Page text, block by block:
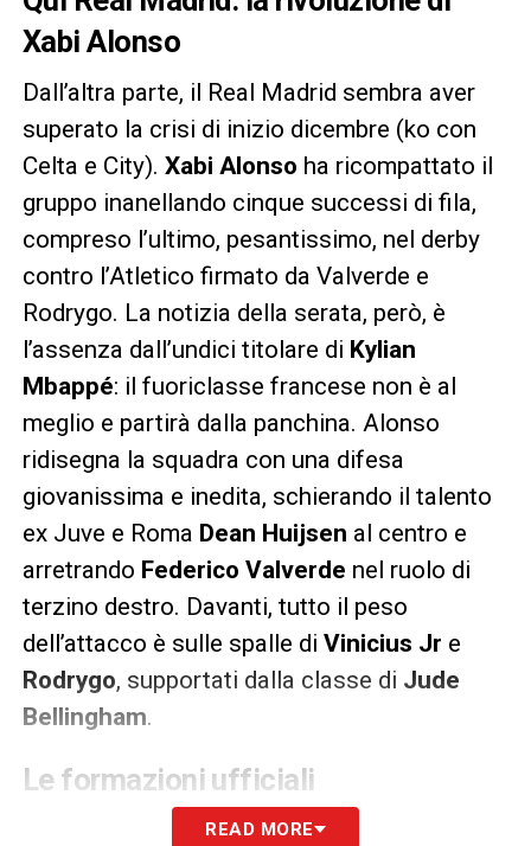
Xabi Alonso
Dall’altra parte, il Real Madrid sembra aver
superato la crisi di inizio dicembre (ko con
Celta e City). Xabi Alonso ha ricompattato il
gruppo inanellando cinque successi di fila,
compreso l’ultimo, pesantissimo, nel derby
contro l’Atletico firmato da Valverde e
Rodrygo. La notizia della serata, però, è
l’assenza dall’undici titolare di Kylian
Mbappé: il fuoriclasse francese non è al
meglio e partirà dalla panchina. Alonso
ridisegna la squadra con una difesa
giovanissima e inedita, schierando il talento
ex Juve e Roma Dean Huijsen al centro e
arretrando Federico Valverde nel ruolo di
terzino destro. Davanti, tutto il peso
dell’attacco è sulle spalle di Vinicius Jr e
Rodrygo, supportati dalla classe di Jude
Bellingham.
Le formazioni ufficiali
Ecco le scelte definitive dei due tecnici per il
READ MORE